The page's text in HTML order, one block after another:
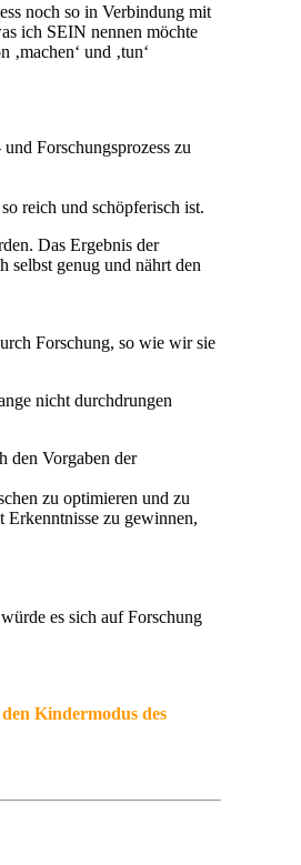
noch so in Verbindung mit
ich SEIN nennen möchte
und ‚tun‘
Forschungsprozess zu
reich und schöpferisch ist.
Das Ergebnis der
selbst genug und nährt den
Forschung, so wie wir sie
nicht durchdrungen
den Vorgaben der
zu optimieren und zu
zu gewinnen,
es sich auf Forschung
Kindermodus des